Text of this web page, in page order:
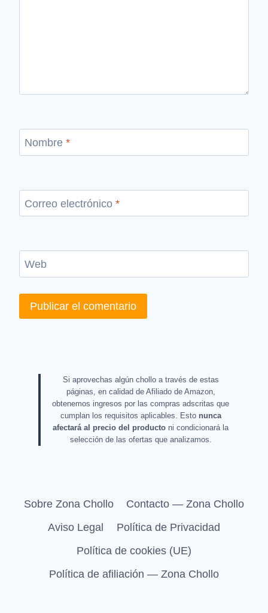
Nombre *
Correo electrónico *
Web
Si aprovechas algún chollo a través de estas
páginas, en calidad de Afiliado de Amazon,
obtenemos ingresos por las compras adscritas que
cumplan los requisitos aplicables. Esto nunca
afectará al precio del producto ni condicionará la
selección de las ofertas que analizamos.
Sobre Zona Chollo
Contacto — Zona Chollo
Aviso Legal
Política de Privacidad
Política de cookies (UE)
Política de afiliación — Zona Chollo